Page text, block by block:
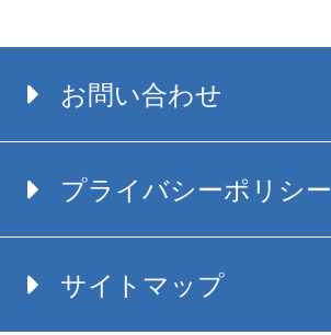
お問い合わせ
プライバシーポリシー
サイトマップ